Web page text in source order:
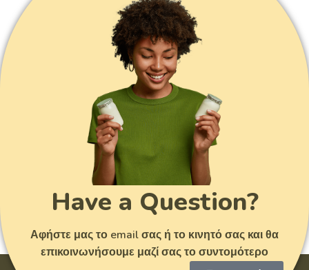
Have a Question?
Αφήστε μας το email σας ή το κινητό σας και θα
επικοινωνήσουμε μαζί σας το συντομότερο